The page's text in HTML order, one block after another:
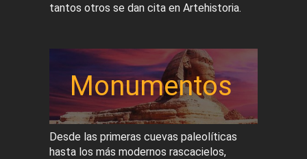
tantos otros se dan cita en Artehistoria.
Monumentos
Desde las primeras cuevas paleolíticas
hasta los más modernos rascacielos,